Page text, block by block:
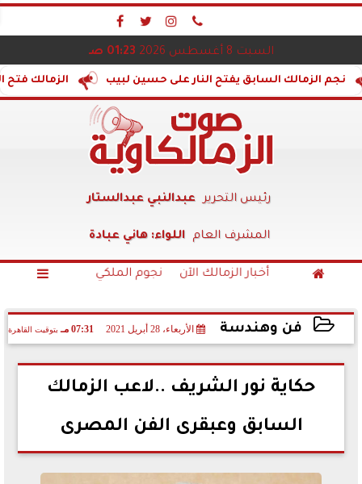
   
السبت 8 أغسطس 2026 01:23 صـ
الزمالك فتح السابق يفتح النار على حسين لبيب
رئيس التحرير عبدالنبي عبدالستار
المشرف العام اللواء: هاني عبادة
 أخبار الزمالك الآن نجوم الملكي 
فن وهندسة الأربعاء، 28 أبريل 2021 07:31 مـ بتوقيت القاهرة
2021-04-28 19:31:15
حكاية نور الشريف ..لاعب الزمالك
السابق وعبقرى الفن المصرى